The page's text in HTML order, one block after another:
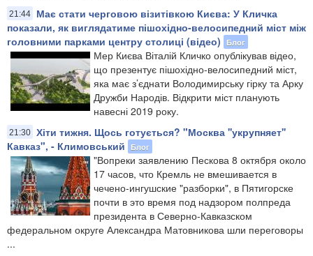
21:44
Має стати черговою візитівкою Києва: У Кличка
показали, як виглядатиме пішохідно-велосипедний міст між
головними парками центру столиці (відео)
Блог
Мер Києва Віталій Кличко опублікував відео,
що презентує пішохідно-велосипедний міст,
яка має з’єднати Володимирську гірку та Арку
Дружби Народів. Відкрити міст планують
навесні 2019 року.
21:30 Хіти тижня. Щось готується? "Москва ''укрупняет''
Кавказ", - Климовський
Блог
"Вопреки заявлению Пескова 8 октября около
17 часов, что Кремль не вмешивается в
чечено-ингушские "разборки", в Пятигорске
почти в это время под надзором полпреда
президента в Северно-Кавказском
федеральном округе Александра Матовникова шли переговоры
...